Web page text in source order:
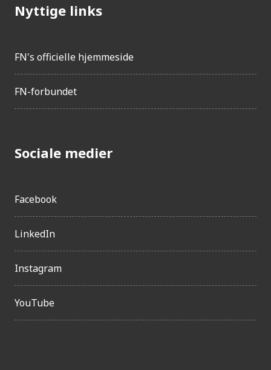
Nyttige links
FN's officielle hjemmeside
FN-forbundet
Sociale medier
Facebook
LinkedIn
Instagram
YouTube